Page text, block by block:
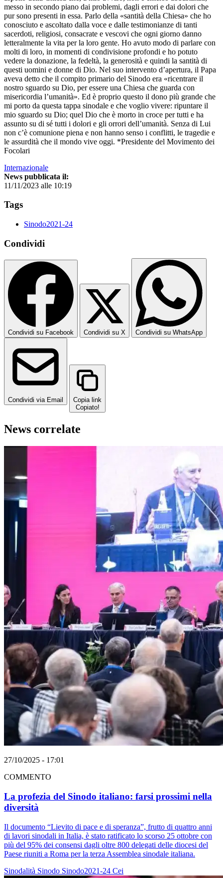
messo in secondo piano dai problemi, dagli errori e dai dolori che
pur sono presenti in essa. Parlo della «santità della Chiesa» che ho
conosciuto e ascoltato dalla voce e dalle testimonianze di tanti
sacerdoti, religiosi, consacrate e vescovi che ogni giorno danno
letteralmente la vita per la loro gente. Ho avuto modo di parlare con
molti di loro, in momenti di condivisione profondi e ho potuto
vedere la donazione, la fedeltà, la generosità e quindi la santità di
questi uomini e donne di Dio. Nel suo intervento d’apertura, il Papa
aveva detto che il compito primario del Sinodo era «ricentrare il
nostro sguardo su Dio, per essere una Chiesa che guarda con
misericordia l’umanità». Ed è proprio questo il dono più grande che
mi porto da questa tappa sinodale e che voglio vivere: ripuntare il
mio sguardo su Dio; quel Dio che è morto in croce per tutti e ha
assunto su di sé tutti i dolori e gli orrori dell’umanità. Senza di Lui
non c’è comunione piena e non hanno senso i conflitti, le tragedie e
le assurdità che il mondo vive oggi. *Presidente del Movimento dei
Focolari
Internazionale
News pubblicata il:
11/11/2023 alle 10:19
Tags
Sinodo2021-24
Condividi
Condividi su Facebook Condividi su X Condividi su WhatsApp
Condividi via Email
Copia link
Copiato!
News correlate
27/10/2025 - 17:01
COMMENTO
La profezia del Sinodo italiano: farsi prossimi nella
diversità
Il documento “Lievito di pace e di speranza”, frutto di quattro anni
di lavori sinodali in Italia, è stato ratificato lo scorso 25 ottobre con
più del 95% dei consensi dagli oltre 800 delegati delle diocesi del
Paese riuniti a Roma per la terza Assemblea sinodale italiana.
Sinodalità Sinodo Sinodo2021-24 Cei